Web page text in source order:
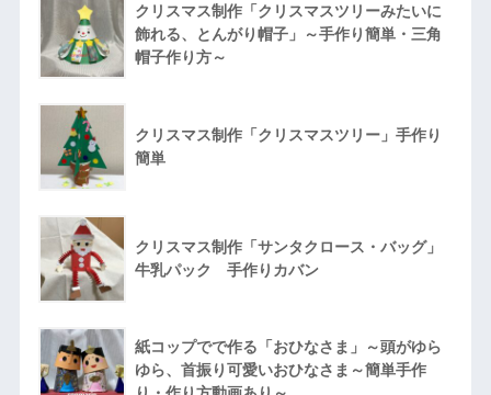
クリスマス制作「クリスマスツリーみたいに
飾れる、とんがり帽子」～手作り簡単・三角
帽子作り方～
クリスマス制作「クリスマスツリー」手作り
簡単
クリスマス制作「サンタクロース・バッグ」
牛乳パック 手作りカバン
紙コップでで作る「おひなさま」～頭がゆら
ゆら、首振り可愛いおひなさま～簡単手作